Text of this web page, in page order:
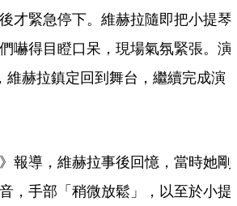
才緊急停下。維赫拉隨即把小提琴
嚇得目瞪口呆，現場氣氛緊張。演
維赫拉鎮定回到舞台，繼續完成演
報導，維赫拉事後回憶，當時她剛
，手部「稍微放鬆」，以至於小提